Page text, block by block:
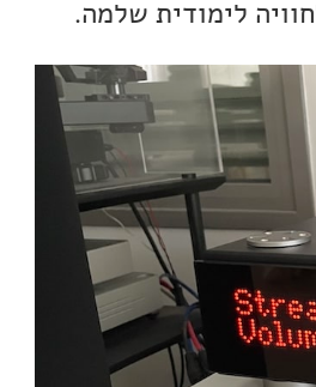
לימודית שלמה.